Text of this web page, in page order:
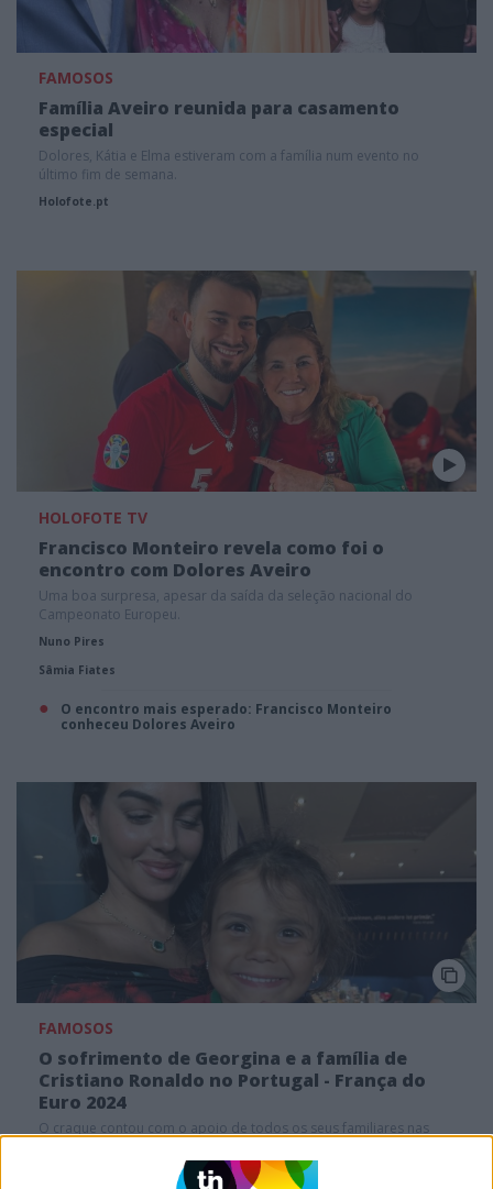
FAMOSOS
Família Aveiro reunida para casamento
especial
Dolores, Kátia e Elma estiveram com a família num evento no
último fim de semana.
Holofote.pt
HOLOFOTE TV
Francisco Monteiro revela como foi o
encontro com Dolores Aveiro
Uma boa surpresa, apesar da saída da seleção nacional do
Campeonato Europeu.
Nuno Pires
Sâmia Fiates
O encontro mais esperado: Francisco Monteiro
conheceu Dolores Aveiro
FAMOSOS
O sofrimento de Georgina e a família de
Cristiano Ronaldo no Portugal - França do
Euro 2024
O craque contou com o apoio de todos os seus familiares nas